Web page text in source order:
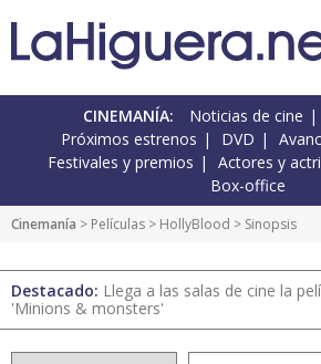
CINEMANÍA: Noticias de cine
Próximos estrenos
DVD
Festivales y premios
Actores y
Box-office
Cinemanía > Películas > HollyBlood > Sinopsis
Destacado: Llega a las salas de cine la
'Minions & monsters'